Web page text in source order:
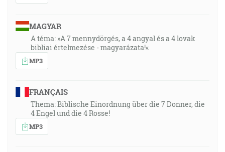
MAGYAR
A téma: »A 7 mennydörgés, a 4 angyal és a 4 lovak
bibliai értelmezése - magyarázata!«
MP3
FRANÇAIS
Thema: Biblische Einordnung über die 7 Donner, die
4 Engel und die 4 Rosse!
MP3